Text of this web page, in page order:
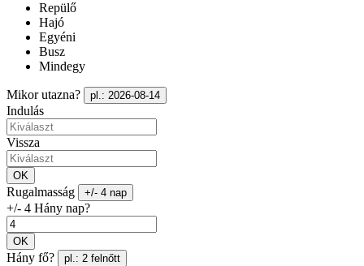
Repülő
Hajó
Egyéni
Busz
Mindegy
Mikor utazna? pl.: 2026-08-14
Indulás
Vissza
OK
Rugalmasság +/- 4 nap
+/- 4 Hány nap?
OK
Hány fő? pl.: 2 felnőtt